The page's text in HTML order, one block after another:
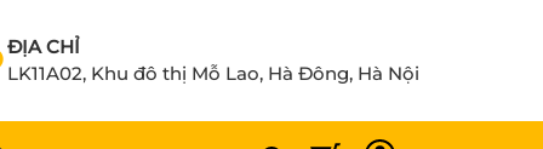
ĐỊA CHỈ
LK11A02, Khu đô thị Mỗ Lao, Hà Đông, Hà Nội